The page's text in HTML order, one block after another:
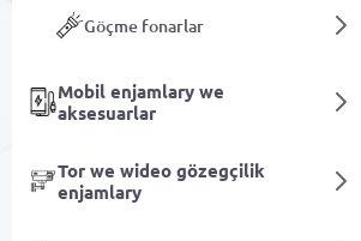
Göçme fonarlar
Mobil enjamlary we
aksesuarlar
Tor we wideo gözegçilik
enjamlary